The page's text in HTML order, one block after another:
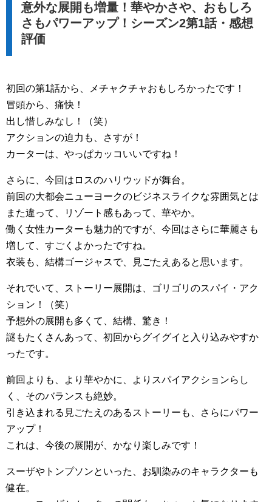
意外な展開も増量！華やかさや、おもしろ
さもパワーアップ！シーズン2第1話・感想
評価
初回の第1話から、メチャクチャおもしろかったです！
冒頭から、痛快！
出し惜しみなし！（笑）
アクションの迫力も、さすが！
カーターは、やっぱカッコいいですね！
さらに、今回はロスのハリウッドが舞台。
前回の大都会ニューヨークのビジネスライクな雰囲気とは
また違って、リゾート感もあって、華やか。
働く女性カーターも魅力的ですが、今回はさらに華麗さも
増して、すごくよかったですね。
衣装も、結構ゴージャスで、見ごたえあると思います。
それでいて、ストーリー展開は、ゴリゴリのスパイ・アク
ション！（笑）
予想外の展開も多くて、結構、驚き！
謎もたくさんあって、初回からグイグイと入り込みやすか
ったです。
前回よりも、より華やかに、よりスパイアクションらし
く、そのバランスも絶妙。
引き込まれる見ごたえのあるストーリーも、さらにパワー
アップ！
これは、今後の展開が、かなり楽しみです！
スーザやトンプソンといった、お馴染みのキャラクターも
健在。